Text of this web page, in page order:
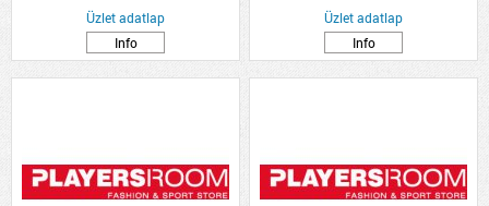
Üzlet adatlap
Info
Üzlet adatlap
Info